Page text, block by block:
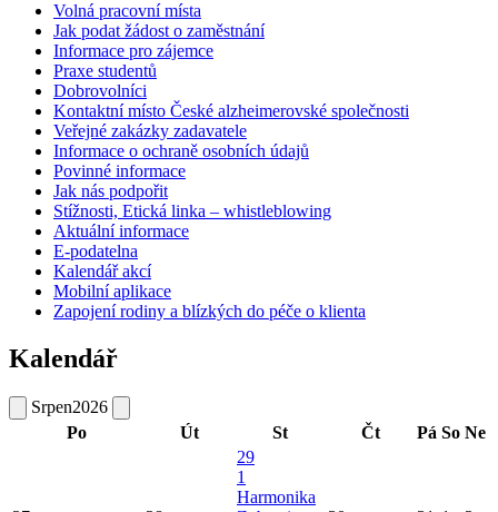
Volná pracovní místa
Jak podat žádost o zaměstnání
Informace pro zájemce
Praxe studentů
Dobrovolníci
Kontaktní místo České alzheimerovské společnosti
Veřejné zakázky zadavatele
Informace o ochraně osobních údajů
Povinné informace
Jak nás podpořit
Stížnosti, Etická linka – whistleblowing
Aktuální informace
E-podatelna
Kalendář akcí
Mobilní aplikace
Zapojení rodiny a blízkých do péče o klienta
Kalendář
Srpen2026
Po
Út St Čt Pá So Ne
29
1
Harmonika